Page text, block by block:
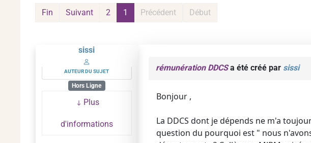
Début
Précédent
1
2
Suivant
Fin
sissi
AUTEUR DU SUJET
Hors Ligne
Plus
d'informations
rémunération DDCSa été créé par sissi
Bonjour ,
La DDCS dont je dépends ne m'a
question du pourquoi est " nous